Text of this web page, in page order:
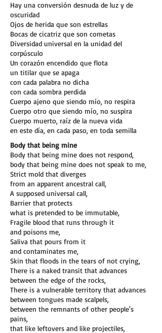
Hay una conversión desnuda de luz y de
oscuridad
Ojos de herida que son estrellas
Bocas de cicatriz que son cometas
Diversidad universal en la unidad del
corpúsculo
Un corazón encendido que flota
un titilar que se apaga
con cada palabra no dicha
con cada sombra perdida
Cuerpo ajeno que siendo mío, no respira
Cuerpo otro que siendo mío, no suspira
Cuerpo muerto, raíz de la nueva vida
en este día, en cada paso, en toda semilla
Body that being mine
Body that being mine does not respond,
body that being mine does not speak to me,
Strict mold that diverges
from an apparent ancestral call,
A supposed universal call,
Barrier that protects
what is pretended to be immutable,
Fragile blood that runs through it
and poisons me,
Saliva that pours from it
and contaminates me,
Skin that floods in the tears of not crying,
There is a naked transit that advances
between the edge of the rocks,
There is a vulnerable territory that advances
between tongues made scalpels,
between the remnants of other people's
pains,
that like leftovers and like projectiles,